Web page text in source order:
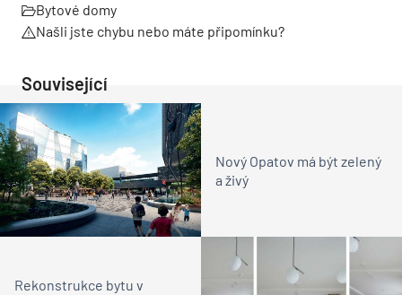
Bytové domy
Našli jste chybu nebo máte připomínku?
Související
Nový Opatov má být zelený
a živý
Rekonstrukce bytu v